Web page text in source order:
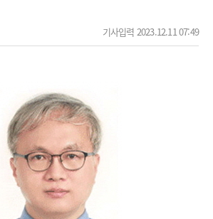
기사입력 2023.12.11 07:49